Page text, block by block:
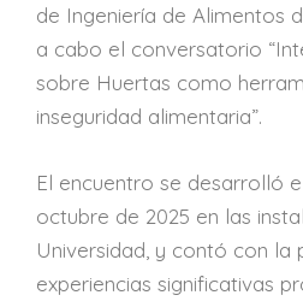
de Ingeniería de Alimentos
a cabo el conversatorio
sobre Huertas como
inseguridad alimentaria”.
El encuentro se desarrolló
octubre de 2025 en las
Universidad, y contó con la
experiencias significativas